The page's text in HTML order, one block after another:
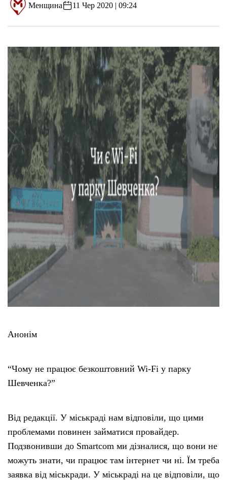
Менщина 11 Чер 2020 | 09:24
Анонім
“Чому не працює безкоштовний Wi-Fi у парку
Шевченка?”
Від редакції. У міськраді нам відповіли, що цими
проблемами повинен займатися провайдер.
Подзвонивши до Smartcom ми дізналися, що вони не
можуть знати, чи працює там інтернет чи ні. Їм треба
заявка від міськради. У міськраді на це відповіли, що